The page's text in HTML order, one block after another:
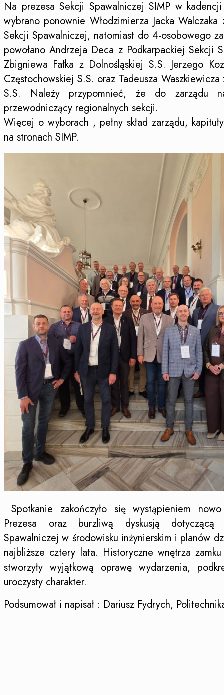
Na prezesa Sekcji Spawalniczej SIMP w
wybrano ponownie Włodzimierza Jacka Walczaka
Sekcji Spawalniczej, natomiast do 4-osobowego
powołano Andrzeja Deca z Podkarpackiej Sekcji
Zbigniewa Fałka z Dolnośląskiej S.S. Jerzego
Częstochowskiej S.S. oraz Tadeusza Waszkiewicza
S.S. Należy przypomnieć, że do zarządu
przewodniczący regionalnych sekcji.
Więcej o wyborach , pełny skład zarządu,
na stronach SIMP.
Spotkanie zakończyło się wystąpieniem
Prezesa oraz burzliwą dyskusją
Spawalniczej w środowisku inżynierskim i planów
najbliższe cztery lata. Historyczne wnętrza
stworzyły wyjątkową oprawę wydarzenia,
uroczysty charakter.
Podsumował i napisał : Dariusz Fydrych,